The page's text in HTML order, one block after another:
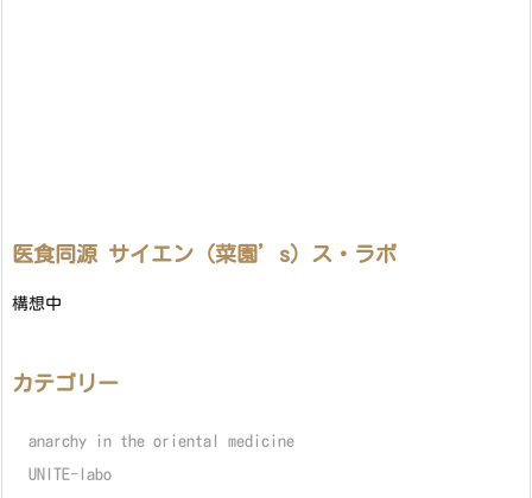
医食同源 サイエン（菜園’s）ス・ラボ
構想中
カテゴリー
anarchy in the oriental medicine
UNITE-labo